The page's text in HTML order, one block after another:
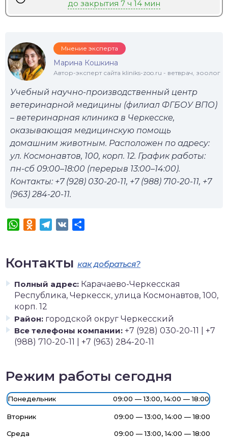
до закрытия 7 ч 14 мин
Мнение эксперта
Марина Кошкина
Автор-эксперт сайта kliniks-zoo.ru - ветврач, зоолог
Учебный научно-производственный центр
ветеринарной медицины (филиал ФГБОУ ВПО)
– ветеринарная клиника в Черкесске,
оказывающая медицинскую помощь
домашним животным. Расположен по адресу:
ул. Космонавтов, 100, корп. 12. График работы:
пн-сб 09:00–18:00 (перерыв 13:00–14:00).
Контакты: +7 (928) 030-20-11, +7 (988) 710-20-11, +7
(963) 284-20-11.
WhatsApp
Odnoklassniki
Telegram
VK
Контакты как добраться?
Полный адрес: Карачаево-Черкесская
Республика, Черкесск, улица Космонавтов, 100,
корп. 12
Район: городской округ Черкесский
Все телефоны компании: +7 (928) 030-20-11 | +7
(988) 710-20-11 | +7 (963) 284-20-11
Режим работы сегодня
Понедельник 09:00 — 13:00, 14:00 — 18:00
Вторник 09:00 — 13:00, 14:00 — 18:00
Среда 09:00 — 13:00, 14:00 — 18:00